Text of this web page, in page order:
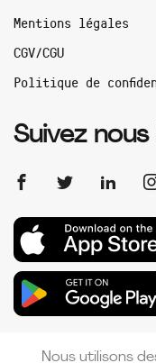
Mentions légales
CGV/CGU
Politique de
Suivez nous
Nous utilisons